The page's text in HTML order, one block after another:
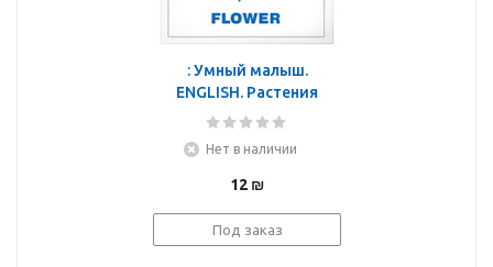
: Умный малыш.
ENGLISH. Растения
Нет в наличии
12 ₪
Под заказ